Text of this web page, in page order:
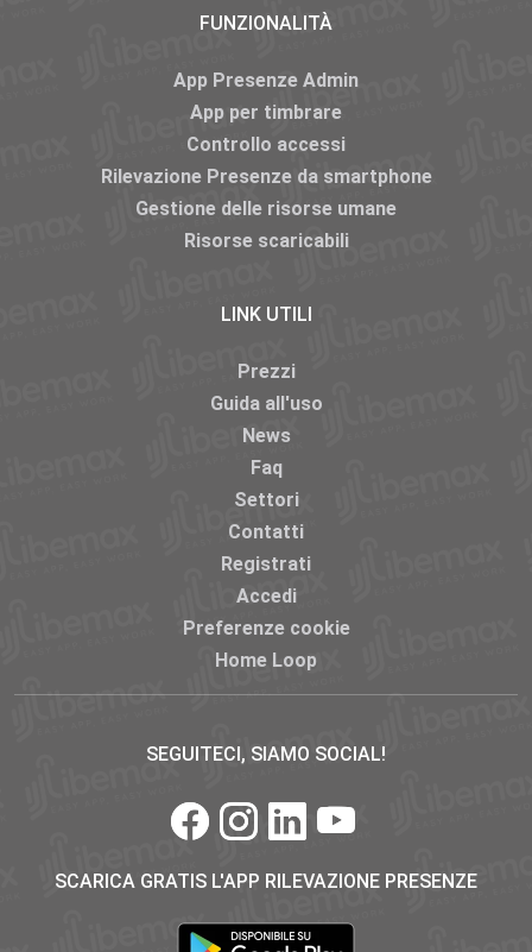
FUNZIONALITÀ
App Presenze Admin
App per timbrare
Controllo accessi
Rilevazione Presenze da smartphone
Gestione delle risorse umane
Risorse scaricabili
LINK UTILI
Prezzi
Guida all'uso
News
Faq
Settori
Contatti
Registrati
Accedi
Preferenze cookie
Home Loop
SEGUITECI, SIAMO SOCIAL!
SCARICA GRATIS L'APP RILEVAZIONE PRESENZE